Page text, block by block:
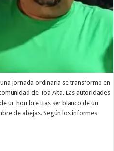
jornada ordinaria se transformó en
de Toa Alta. Las autoridades
un hombre tras ser blanco de un
de abejas. Según los informes